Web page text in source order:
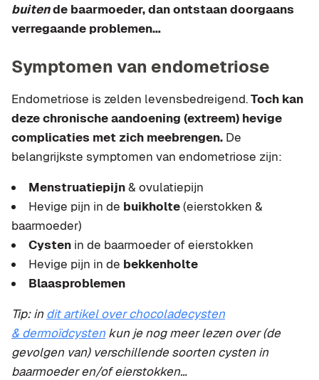
buitende baarmoeder, dan ontstaan doorgaans
verregaande problemen…
Symptomen van endometriose
Endometriose is zelden levensbedreigend.Toch kan
deze chronische aandoening (extreem) hevige
complicaties met zich meebrengen. De
belangrijkste symptomen van endometriose zijn:
Menstruatiepijn& ovulatiepijn
Hevige pijn in de buikholte(eierstokken &
baarmoeder)
Cysten in de baarmoeder of eierstokken
Hevige pijn in de bekkenholte
Blaasproblemen
Tip: in dit artikel over chocoladecysten
& dermoïdcysten kun je nog meer lezen over (de
gevolgen van) verschillende soorten cysten in
baarmoeder en/of eierstokken…